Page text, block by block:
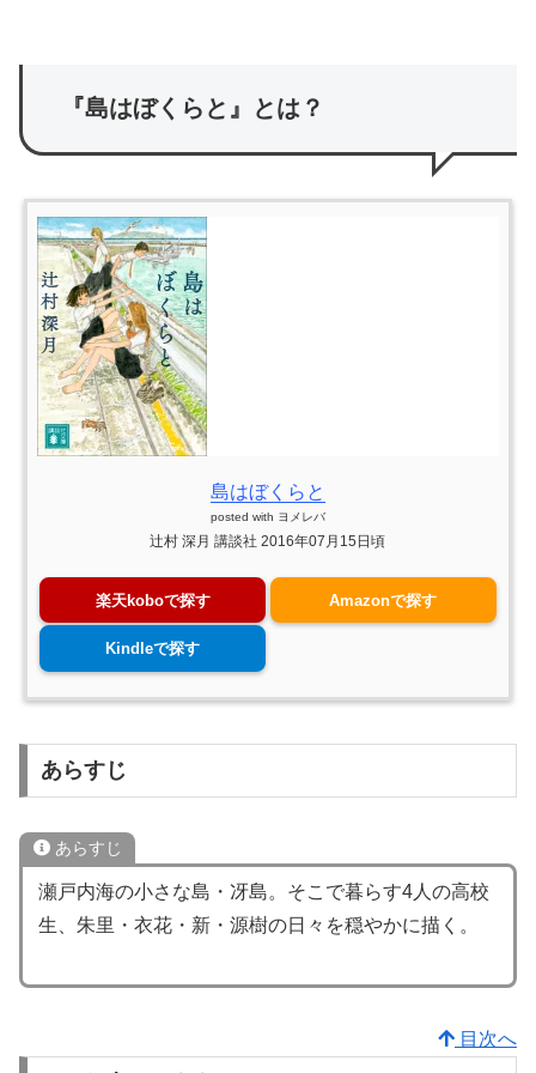
『島はぼくらと』とは？
島はぼくらと
posted with ヨメレバ
辻村 深月 講談社 2016年07月15日頃
楽天koboで探す Amazonで探す
Kindleで探す
あらすじ
あらすじ
瀬戸内海の小さな島・冴島。そこで暮らす4人の高校
生、朱里・衣花・新・源樹の日々を穏やかに描く。
目次へ